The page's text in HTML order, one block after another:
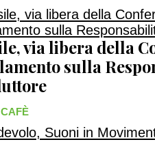
via libera della
sulla